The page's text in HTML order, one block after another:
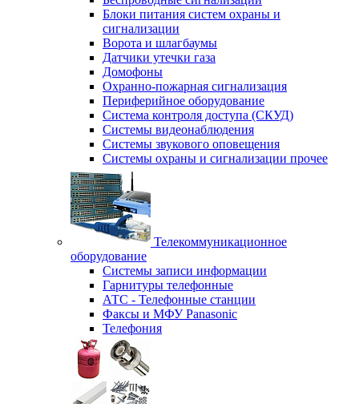
Блоки питания систем охраны и
сигнализации
Ворота и шлагбаумы
Датчики утечки газа
Домофоны
Охранно-пожарная сигнализация
Периферийное оборудование
Система контроля доступа (СКУД)
Системы видеонаблюдения
Системы звукового оповещения
Системы охраны и сигнализации прочее
Телекоммуникационное
оборудование
Системы записи информации
Гарнитуры телефонные
АТС - Телефонные станции
Факсы и МФУ Panasonic
Телефония